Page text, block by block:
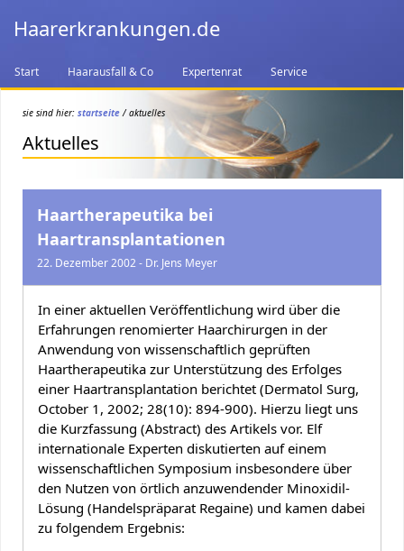
Haarerkrankungen.de
Start Haarausfall & Co Expertenrat Service
sie sind hier: startseite/ aktuelles
Aktuelles
Haartherapeutika bei
Haartransplantationen
22. Dezember 2002 - Dr. Jens Meyer
In einer aktuellen Veröffentlichung wird über die
Erfahrungen renomierter Haarchirurgen in der
Anwendung von wissenschaftlich geprüften
Haartherapeutika zur Unterstützung des Erfolges
einer Haartransplantation berichtet (Dermatol Surg,
October 1, 2002; 28(10): 894-900). Hierzu liegt uns
die Kurzfassung (Abstract) des Artikels vor. Elf
internationale Experten diskutierten auf einem
wissenschaftlichen Symposium insbesondere über
den Nutzen von örtlich anzuwendender Minoxidil-
Lösung (Handelspräparat Regaine) und kamen dabei
zu folgendem Ergebnis: